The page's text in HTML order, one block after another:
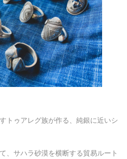
トゥアレグ族が作る、純銀に近いシ
、サハラ砂漠を横断する貿易ルート